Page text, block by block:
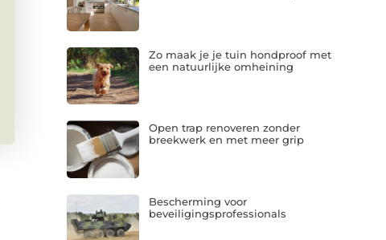
Zo maak je je tuin hondproof met
een natuurlijke omheining
Open trap renoveren zonder
breekwerk en met meer grip
Bescherming voor
beveiligingsprofessionals